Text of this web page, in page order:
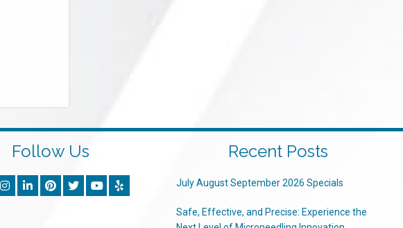
Follow Us Recent Posts
July August September 2026 Specials
Safe, Effective, and Precise: Experience the